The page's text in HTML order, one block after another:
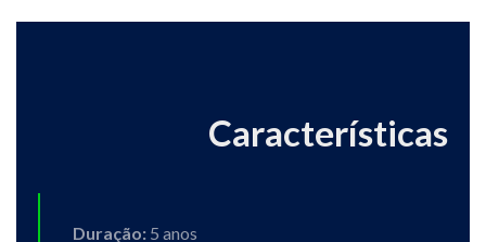
Características
Duração: 5 anos